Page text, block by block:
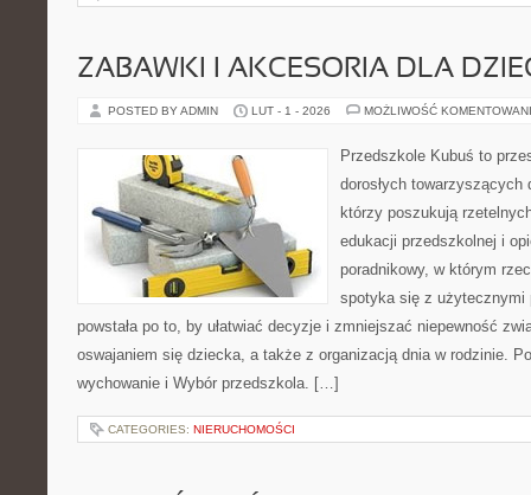
ZABAWKI I AKCESORIA DLA
POSTED BY ADMIN LUT - 1 - 2026 MOŻLIWOŚĆ
Przedszkole Kubuś to
dorosłych
którzy poszukują
edukacji przedszkolnej i
poradnikowy, w którym
spotyka się z użytecznymi
powstała po to, by ułatwiać decyzje i zmniejszać niepewność
oswajaniem się dziecka, a także z organizacją dnia w rodzinie.
wychowanie i Wybór przedszkola. […]
CATEGORIES: NIERUCHOMOŚCI